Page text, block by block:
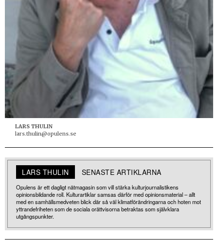
LARS THULIN
lars.thulin@opulens.se
LARS THULIN SENASTE ARTIKLARNA
Opulens är ett dagligt nätmagasin som vill stärka kulturjournalistikens
opinionsbildande roll. Kulturartiklar samsas därför med opinionsmaterial – allt
med en samhällsmedveten blick där så väl klimatförändringarna och hoten mot
yttrandefriheten som de sociala orättvisorna betraktas som självklara
utgångspunkter.